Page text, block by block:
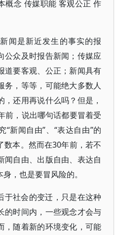
概念 传媒职能 客观公正 作
闻是新近发生的事实的报
公众及时报告新闻；传媒应
道要客观、公正；新闻具有
务，等等，可能绝大多数人
还用再说什么吗？但是，
前，说出哪句话都要冒着受
新闻自由”、“表达自由”的
数本。然而在30年前，若不
闻自由、出版自由、表达自
，也是要冒风险的。
于社会的变迁，只是在这种
的时间内，一些观念才会与
，随着新的环境变化，可能